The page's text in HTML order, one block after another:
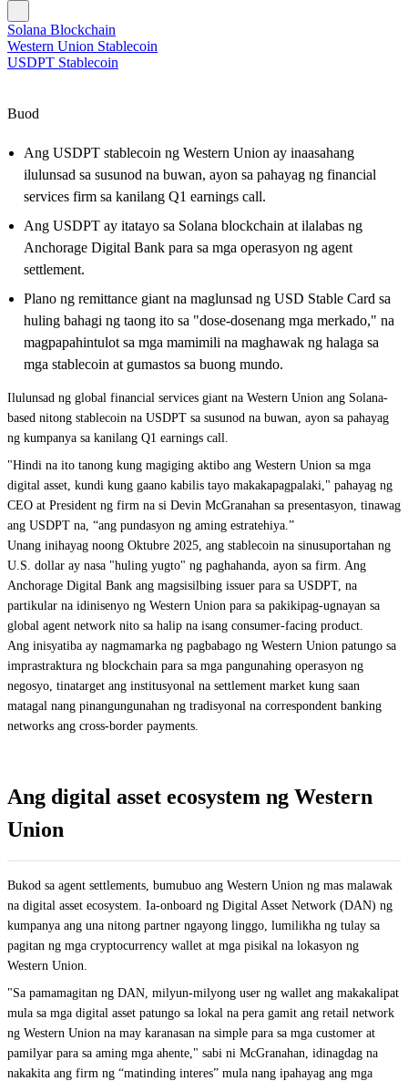
Solana Blockchain
Western Union Stablecoin
USDPT Stablecoin
Buod
Ang USDPT stablecoin ng Western Union ay inaasahang
ilulunsad sa susunod na buwan, ayon sa pahayag ng financial
services firm sa kanilang Q1 earnings call.
Ang USDPT ay itatayo sa Solana blockchain at ilalabas ng
Anchorage Digital Bank para sa mga operasyon ng agent
settlement.
Plano ng remittance giant na maglunsad ng USD Stable Card sa
huling bahagi ng taong ito sa "dose-dosenang mga merkado," na
magpapahintulot sa mga mamimili na maghawak ng halaga sa
mga stablecoin at gumastos sa buong mundo.
Ilulunsad ng global financial services giant na Western Union ang Solana-
based nitong stablecoin na USDPT sa susunod na buwan, ayon sa pahayag
ng kumpanya sa kanilang Q1 earnings call.
"Hindi na ito tanong kung magiging aktibo ang Western Union sa mga
digital asset, kundi kung gaano kabilis tayo makakapagpalaki," pahayag ng
CEO at President ng firm na si Devin McGranahan sa presentasyon, tinawag
ang USDPT na, “ang pundasyon ng aming estratehiya.”
Unang inihayag noong Oktubre 2025, ang stablecoin na sinusuportahan ng
U.S. dollar ay nasa "huling yugto" ng paghahanda, ayon sa firm. Ang
Anchorage Digital Bank ang magsisilbing issuer para sa USDPT, na
partikular na idinisenyo ng Western Union para sa pakikipag-ugnayan sa
global agent network nito sa halip na isang consumer-facing product.
Ang inisyatiba ay nagmamarka ng pagbabago ng Western Union patungo sa
imprastraktura ng blockchain para sa mga pangunahing operasyon ng
negosyo, tinatarget ang institusyonal na settlement market kung saan
matagal nang pinangungunahan ng tradisyonal na correspondent banking
networks ang cross-border payments.
Ang digital asset ecosystem ng Western
Union
Bukod sa agent settlements, bumubuo ang Western Union ng mas malawak
na digital asset ecosystem. Ia-onboard ng Digital Asset Network (DAN) ng
kumpanya ang una nitong partner ngayong linggo, lumilikha ng tulay sa
pagitan ng mga cryptocurrency wallet at mga pisikal na lokasyon ng
Western Union.
"Sa pamamagitan ng DAN, milyun-milyong user ng wallet ang makakalipat
mula sa mga digital asset patungo sa lokal na pera gamit ang retail network
ng Western Union na may karanasan na simple para sa mga customer at
pamilyar para sa aming mga ahente," sabi ni McGranahan, idinagdag na
nakakita ang firm ng “matinding interes” mula nang ipahayag ang mga